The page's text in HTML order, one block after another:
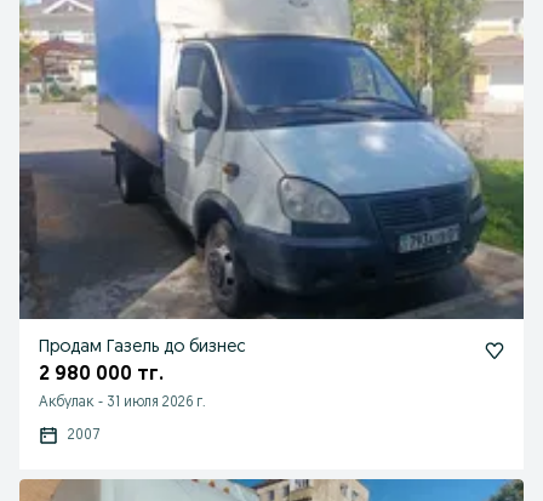
Продам Газель до бизнес
2 980 000 тг.
Акбулак - 31 июля 2026 г.
2007